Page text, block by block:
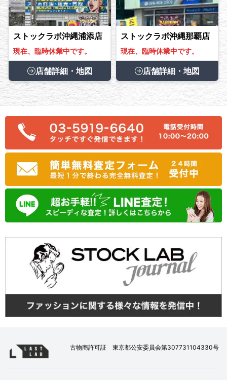
ストックラボ沖縄浦添店
現在、臨時休業中です。
店舗詳細・地図
ストックラボ沖縄那覇店
現在、臨時休業中です。
店舗詳細・地図
古物商許可証 東京都公安委員会第307731104330号